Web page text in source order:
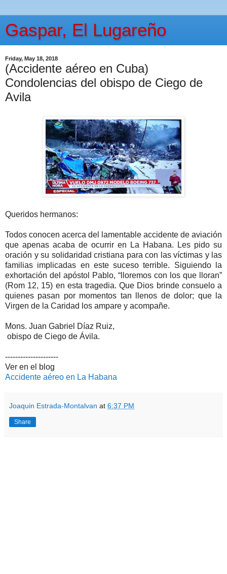
Gaspar, El Lugareño
Friday, May 18, 2018
(Accidente aéreo en Cuba)
Condolencias del obispo de Ciego de
Avila
Queridos hermanos:
Todos conocen acerca del lamentable accidente de aviación
que apenas acaba de ocurrir en La Habana. Les pido su
oración y su solidaridad cristiana para con las víctimas y las
familias implicadas en este suceso terrible. Siguiendo la
exhortación del apóstol Pablo, “lloremos con los que lloran”
(Rom 12, 15) en esta tragedia. Que Dios brinde consuelo a
quienes pasan por momentos tan llenos de dolor; que la
Virgen de la Caridad los ampare y acompañe.
Mons. Juan Gabriel Díaz Ruiz,
obispo de Ciego de Ávila.
---------------------
Ver en el blog
Accidente aéreo en La Habana
Joaquin Estrada-Montalvan at 6:37 PM
Share